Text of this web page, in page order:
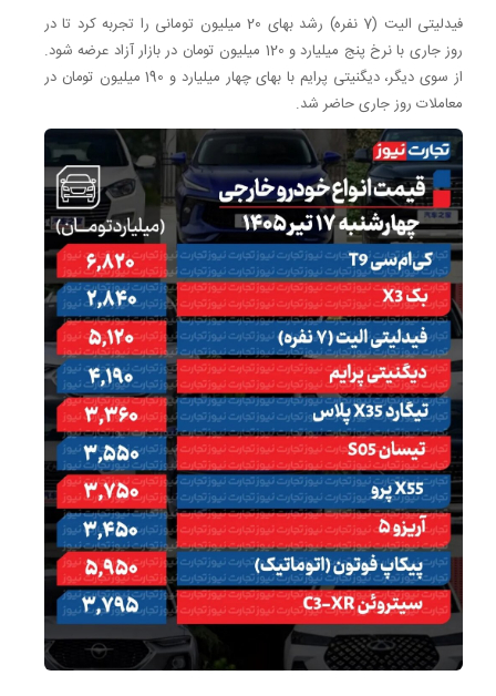
فیدلیتی الیت (7 نفره) رشد بهای 20 میلیون تومانی را تجربه کرد تا در
روز جاری با نرخ پنج میلیارد و 120 میلیون تومان در بازار آزاد عرضه شود.
از سوی دیگر، دیگنیتی پرایم با بهای چهار میلیارد و 190 میلیون تومان در
معاملات روز جاری حاضر شد.